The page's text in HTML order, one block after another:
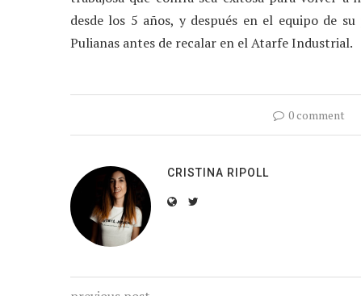
desde los 5 años, y después en el equipo de
Pulianas antes de recalar en el Atarfe Industrial.
0 comment
CRISTINA RIPOLL